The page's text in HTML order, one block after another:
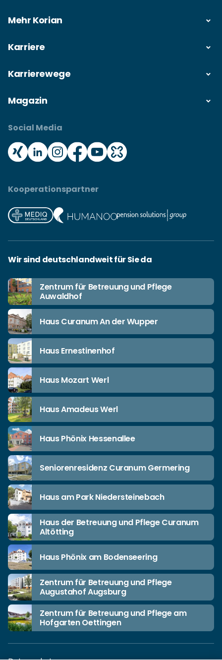
Mehr Korian
Karriere
Karrierewege
Magazin
Social Media
Kooperationspartner
Wir sind deutschlandweit für Sie da
Zentrum für Betreuung und Pflege
Auwaldhof
Haus Curanum An der Wupper
Haus Ernestinenhof
Haus Mozart Werl
Haus Amadeus Werl
Haus Phönix Hessenallee
Seniorenresidenz Curanum Germering
Haus am Park Niedersteinebach
Haus der Betreuung und Pflege Curanum
Altötting
Haus Phönix am Bodenseering
Zentrum für Betreuung und Pflege
Augustahof Augsburg
Zentrum für Betreuung und Pflege am
Hofgarten Oettingen